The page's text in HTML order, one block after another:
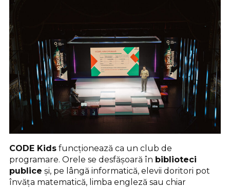
CODE Kids funcționează ca un club de
programare. Orele se desfășoară în biblioteci
publice și, pe lângă informatică, elevii doritori pot
învăța matematică, limba engleză sau chiar